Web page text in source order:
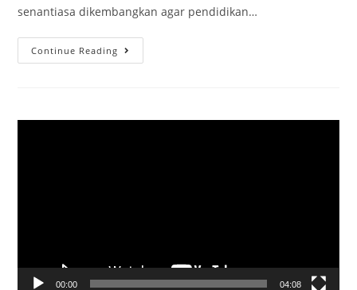
senantiasa dikembangkan agar pendidikan…
Continue Reading
00:00 04:08